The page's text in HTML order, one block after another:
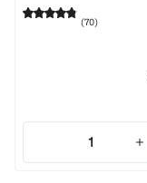
(70)
1
Quantity: 1